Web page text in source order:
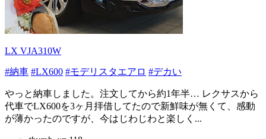
LX VJA310W
#納車 #LX600 #モデリスタエアロ #デカい
やっと納車しました。注文してから約1年半… レクサスから
代車でLX600を3ヶ月拝借してたので新鮮味が無くて、感動
が薄かったのですが、今はじわじわと楽しく...